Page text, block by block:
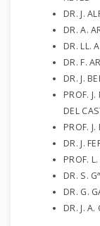
DR. J.
DR. A.
DR. LL.
DR. F.
DR. J.
PROF.
DEL
PROF.
DR. J.
PROF.
DR. S.
DR. G.
DR. J. A.